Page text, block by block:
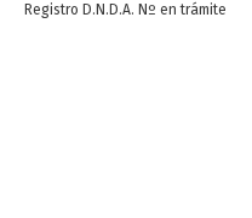
Registro D.N.D.A. Nº en trámite